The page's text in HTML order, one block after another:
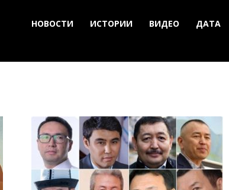
НОВОСТИ ИСТОРИИ ВИДЕО ДАТА